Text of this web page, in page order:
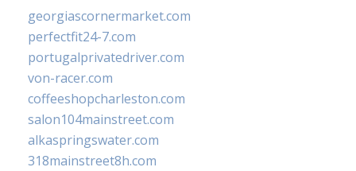
georgiascornermarket.com
perfectfit24-7.com
portugalprivatedriver.com
von-racer.com
coffeeshopcharleston.com
salon104mainstreet.com
alkaspringswater.com
318mainstreet8h.com